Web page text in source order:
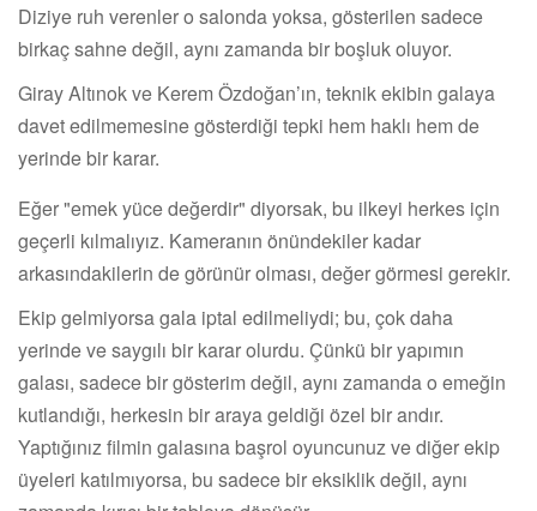
Diziye ruh verenler o salonda yoksa, gösterilen sadece
birkaç sahne değil, aynı zamanda bir boşluk oluyor.
Giray Altınok ve Kerem Özdoğan’ın, teknik ekibin galaya
davet edilmemesine gösterdiği tepki hem haklı hem de
yerinde bir karar.
Eğer "emek yüce değerdir" diyorsak, bu ilkeyi herkes için
geçerli kılmalıyız. Kameranın önündekiler kadar
arkasındakilerin de görünür olması, değer görmesi gerekir.
Ekip gelmiyorsa gala iptal edilmeliydi; bu, çok daha
yerinde ve saygılı bir karar olurdu. Çünkü bir yapımın
galası, sadece bir gösterim değil, aynı zamanda o emeğin
kutlandığı, herkesin bir araya geldiği özel bir andır.
Yaptığınız filmin galasına başrol oyuncunuz ve diğer ekip
üyeleri katılmıyorsa, bu sadece bir eksiklik değil, aynı